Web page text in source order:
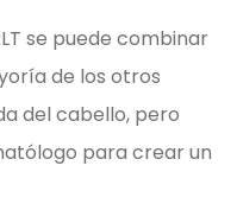
se puede combinar
de los otros
del cabello, pero
para crear un